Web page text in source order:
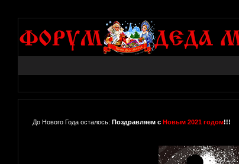
До Нового Года осталось: Поздравляем с Новым 2021 годом!!!